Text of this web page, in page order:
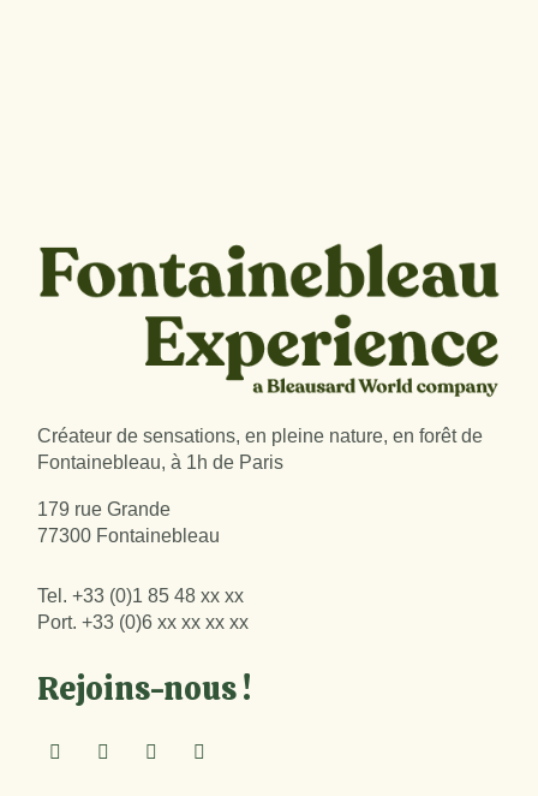
Créateur de sensations, en pleine nature, en forêt de
Fontainebleau, à 1h de Paris
179 rue Grande
77300 Fontainebleau
Tel.+33 (0)1 85 48 xx xx
Port.+33 (0)6 xx xx xx xx
Rejoins-nous !